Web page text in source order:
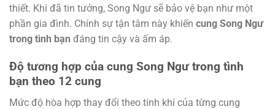
thiết. Khi đã tin tưởng, Song Ngư sẽ bảo vệ bạn như một
phần gia đình. Chính sự tận tâm này khiến cung Song Ngư
trong tình bạn đáng tin cậy và ấm áp.
Độ tương hợp của cung Song Ngư trong tình
bạn theo 12 cung
Mức độ hòa hợp thay đổi theo tính khí của từng cung